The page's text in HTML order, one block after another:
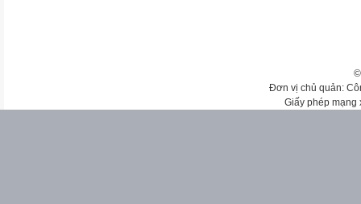
Đơn vị chủ quản:
Giấy phép mạng